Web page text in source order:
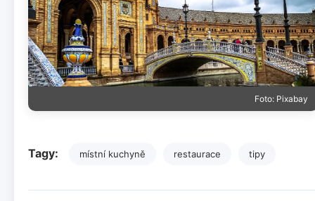
Foto: Pixabay
Tagy: místní kuchyně restaurace tipy